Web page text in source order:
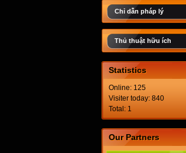
Chỉ dẫn pháp lý
Thủ thuật hữu ích
Statistics
Online: 125
Visiter today: 840
Total: 1
Our Partners